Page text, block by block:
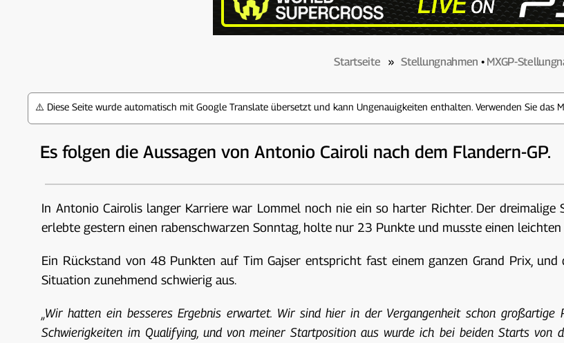
Startseite »Stellungnahmen • MXGP-
⚠️ Diese Seite wurde automatisch mit Google Translate übersetzt und kann Ungenauigkeiten enthalten. Verwenden Sie das
Es folgen die Aussagen von Antonio Cairoli nach dem Flandern-GP.
In Antonio Cairolis langer Karriere war Lommel noch nie ein so harter Richter. Der dreimalige
erlebte gestern einen rabenschwarzen Sonntag, holte nur 23 Punkte und musste einen
Ein Rückstand von 48 Punkten auf Tim Gajser entspricht fast einem ganzen Grand Prix,
Situation zunehmend schwierig aus.
„Wir hatten ein besseres Ergebnis erwartet. Wir sind hier in der Vergangenheit schon
Schwierigkeiten im Qualifying, und von meiner Startposition aus wurde ich bei beiden Starts von